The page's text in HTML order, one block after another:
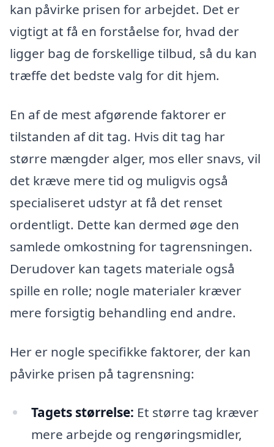
kan påvirke prisen for arbejdet. Det er
vigtigt at få en forståelse for, hvad der
ligger bag de forskellige tilbud, så du kan
træffe det bedste valg for dit hjem.
En af de mest afgørende faktorer er
tilstanden af dit tag. Hvis dit tag har
større mængder alger, mos eller snavs, vil
det kræve mere tid og muligvis også
specialiseret udstyr at få det renset
ordentligt. Dette kan dermed øge den
samlede omkostning for tagrensningen.
Derudover kan tagets materiale også
spille en rolle; nogle materialer kræver
mere forsigtig behandling end andre.
Her er nogle specifikke faktorer, der kan
påvirke prisen på tagrensning:
Tagets størrelse: Et større tag kræver
mere arbejde og rengøringsmidler,